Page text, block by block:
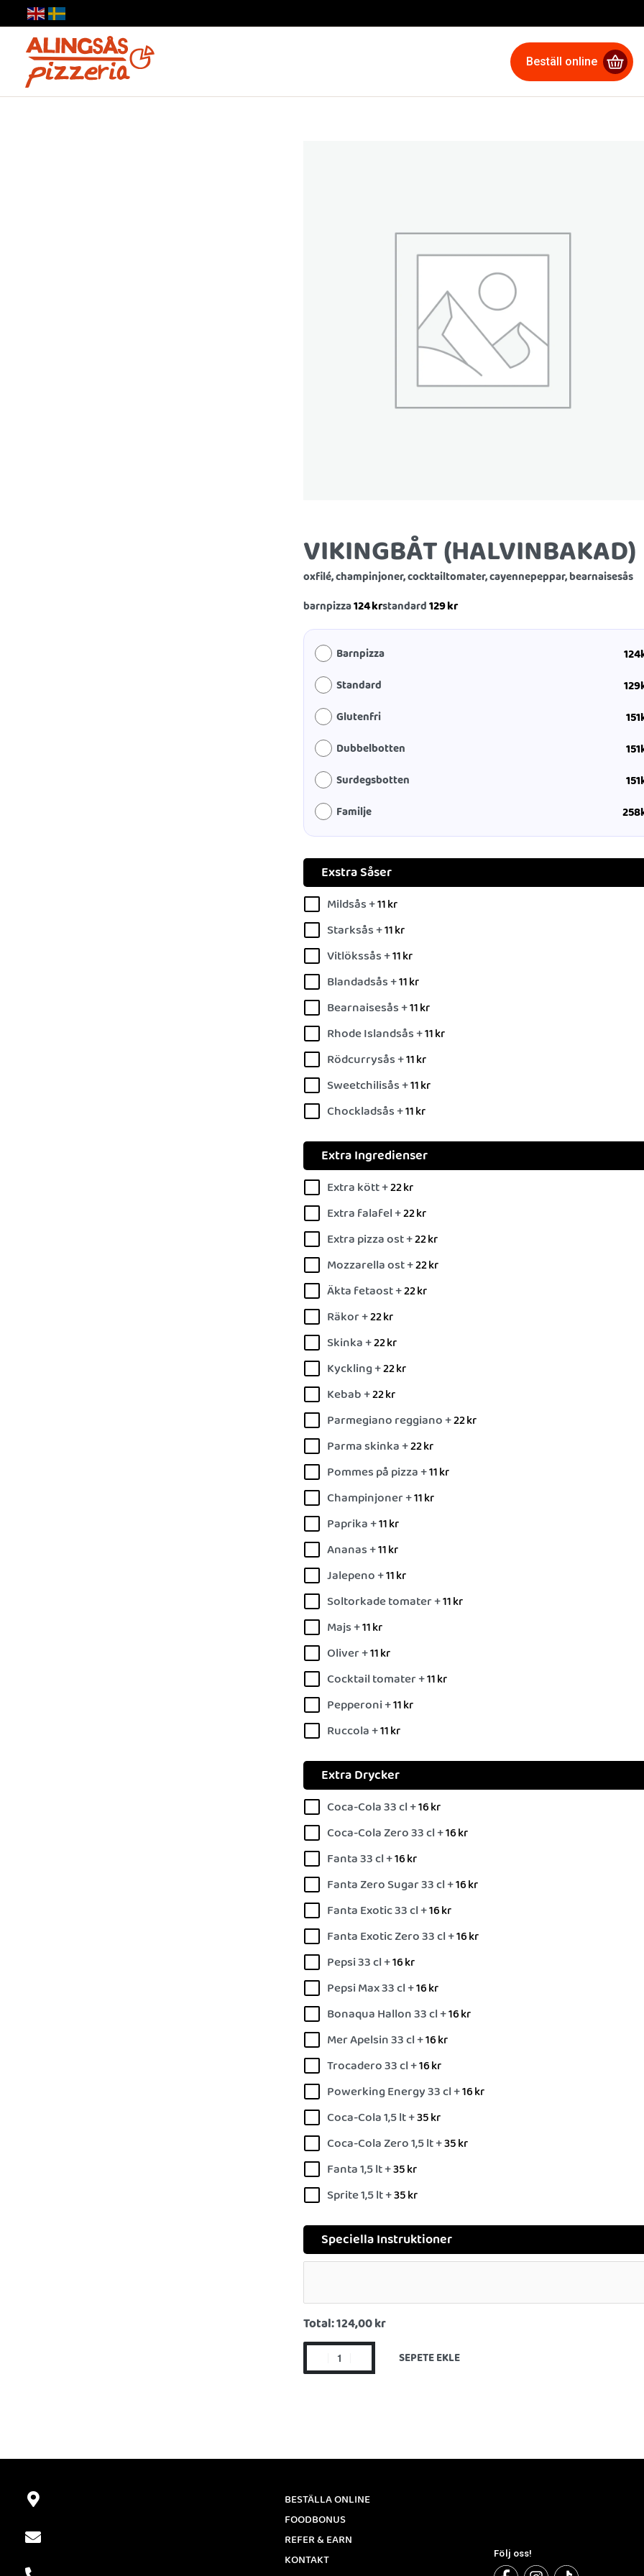
Beställ online
VIKINGBÅT (HALVINBAKAD)
oxfilé, champinjoner, cocktailtomater, cayennepeppar, bearnaisesås
barnpizza124krstandard129kr
Barnpizza 124
Standard 129
Glutenfri 151
Dubbelbotten 151
Surdegsbotten 151
Familje 258
Exstra Såser
Mildsås +11kr
Starksås +11kr
Vitlökssås +11kr
Blandadsås +11kr
Bearnaisesås +11kr
Rhode Islandsås +11kr
Rödcurrysås +11kr
Sweetchilisås +11kr
Chockladsås +11kr
Extra Ingredienser
Extra kött +22kr
Extra falafel +22kr
Extra pizza ost +22kr
Mozzarella ost +22kr
Äkta fetaost +22kr
Räkor +22kr
Skinka +22kr
Kyckling +22kr
Kebab +22kr
Parmegiano reggiano +22kr
Parma skinka +22kr
Pommes på pizza +11kr
Champinjoner +11kr
Paprika +11kr
Ananas +11kr
Jalepeno +11kr
Soltorkade tomater +11kr
Majs +11kr
Oliver +11kr
Cocktail tomater +11kr
Pepperoni +11kr
Ruccola +11kr
Extra Drycker
Coca-Cola 33 cl +16kr
Coca-Cola Zero 33 cl +16kr
Fanta 33 cl +16kr
Fanta Zero Sugar 33 cl +16kr
Fanta Exotic 33 cl +16kr
Fanta Exotic Zero 33 cl +16kr
Pepsi 33 cl +16kr
Pepsi Max 33 cl +16kr
Bonaqua Hallon 33 cl +16kr
Mer Apelsin 33 cl +16kr
Trocadero 33 cl +16kr
Powerking Energy 33 cl +16kr
Coca-Cola 1,5 lt +35kr
Coca-Cola Zero 1,5 lt +35kr
Fanta 1,5 lt +35kr
Sprite 1,5 lt +35kr
Speciella Instruktioner
Total:124,00 kr
SEPETE EKLE
BESTÄLLA ONLINE
FOODBONUS
REFER & EARN
KONTAKT
Följ oss!